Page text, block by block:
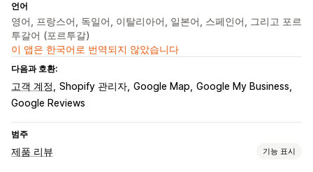
언어
영어, 프랑스어, 독일어, 이탈리아어, 일본어, 스페인어, 그리고 포르
투갈어 (포르투갈)
이 앱은 한국어로 번역되지 않았습니다
다음과 호환:
고객 계정 Shopify 관리자 Google Map Google My Business
Google Reviews
범주
제품 리뷰 기능 표시